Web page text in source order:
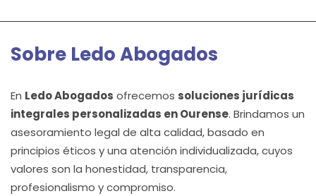
Sobre Ledo Abogados
En Ledo Abogados ofrecemos soluciones jurídicas
integrales personalizadas en Ourense. Brindamos un
asesoramiento legal de alta calidad, basado en
principios éticos y una atención individualizada, cuyos
valores son la honestidad, transparencia,
profesionalismo y compromiso.